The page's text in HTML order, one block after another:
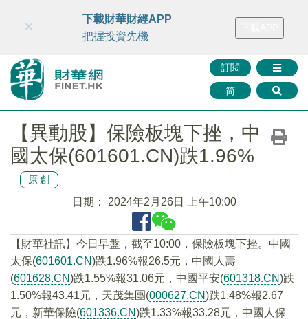
財華智庫網 FINTV FINMETA 財華證券 媒體矩陣
訂閱
简
×
下載財華財經APP
把握投資先機
【異動股】保險板塊下挫，中
國太保(601601.CN)跌1.96%
原創
日期： 2024年2月26日 上午10:00
【財華社訊】今日早盤，截至10:00，保險板塊下挫。中國
太保(601601.CN)跌1.96%報26.5元，中國人壽
(601628.CN)跌1.55%報31.06元，中國平安(601318.CN)跌
1.50%報43.41元，天茂集團(000627.CN)跌1.48%報2.67
元，新華保險(601336.CN)跌1.33%報33.28元，中國人保